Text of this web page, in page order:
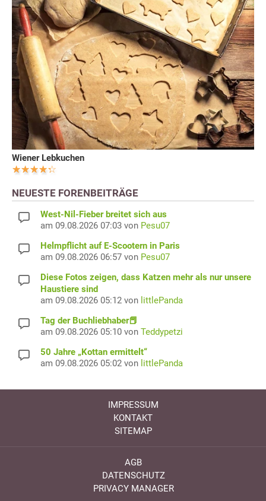
Wiener Lebkuchen
NEUESTE FORENBEITRÄGE
West-Nil-Fieber breitet sich aus
am 09.08.2026 07:03 von Pesu07
Helmpflicht auf E-Scootern in Paris
am 09.08.2026 06:57 von Pesu07
Diese Fotos zeigen, dass Katzen mehr als nur unsere
Haustiere sind
am 09.08.2026 05:12 von littlePanda
Tag der Buchliebhaber📕
am 09.08.2026 05:10 von Teddypetzi
50 Jahre „Kottan ermittelt“
am 09.08.2026 05:02 von littlePanda
IMPRESSUM
KONTAKT
SITEMAP
AGB
DATENSCHUTZ
PRIVACY MANAGER